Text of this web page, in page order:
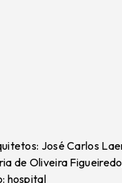
José Carlos
de Oliveira
hospital